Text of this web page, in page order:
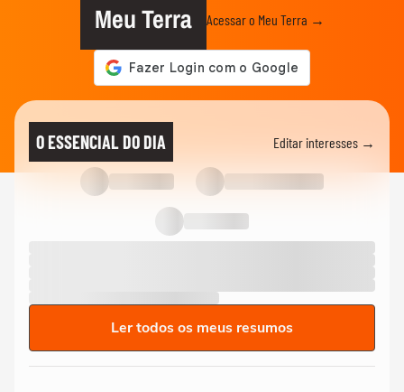
Meu Terra Acessar o Meu Terra →
O ESSENCIAL DO DIA Editar interesses →
Ler todos os meus resumos